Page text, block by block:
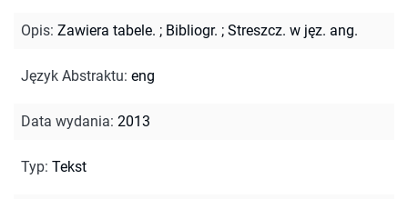
Opis: Zawiera tabele. ; Bibliogr. ; Streszcz. w jęz. ang.
Język Abstraktu: eng
Data wydania: 2013
Typ: Tekst